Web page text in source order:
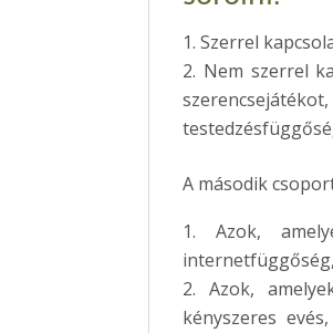
Szerrel
Nem szerrel
A második
Azok,
Azok,
kényszeres